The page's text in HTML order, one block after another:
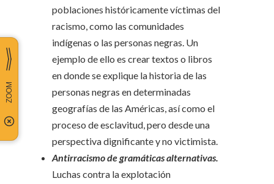
poblaciones históricamente víctimas del
racismo, como las comunidades
indígenas o las personas negras. Un
ejemplo de ello es crear textos o libros
en donde se explique la historia de las
personas negras en determinadas
geografías de las Américas, así como el
proceso de esclavitud, pero desde una
perspectiva dignificante y no victimista.
Antirracismo de gramáticas alternativas.
Luchas contra la explotación